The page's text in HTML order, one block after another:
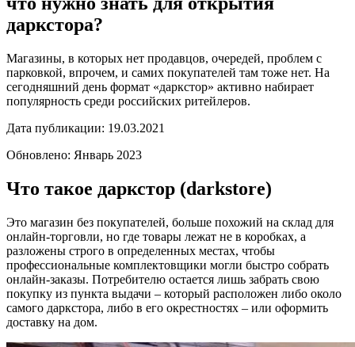
даркстора?
Магазины, в которых нет продавцов, очередей, проблем с
парковкой, впрочем, и самих покупателей там тоже нет. На
сегодняшний день формат «даркстор» активно набирает
популярность среди российских ритейлеров.
Дата публикации: 19.03.2021
Обновлено: Январь 2023
Что такое даркстор (darkstore)
Это магазин без покупателей, больше похожий на склад для
онлайн-торговли, но где товары лежат не в коробках, а
разложены строго в определенных местах, чтобы
профессиональные комплектовщики могли быстро собрать
онлайн-заказы. Потребителю остается лишь забрать свою
покупку из пункта выдачи – который расположен либо около
самого даркстора, либо в его окрестностях – или оформить
доставку на дом.